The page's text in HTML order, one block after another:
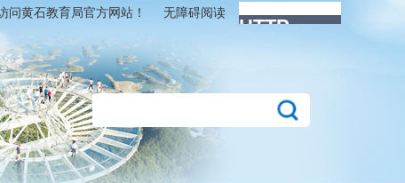
无障碍阅读
问黄石教育局官方网站！